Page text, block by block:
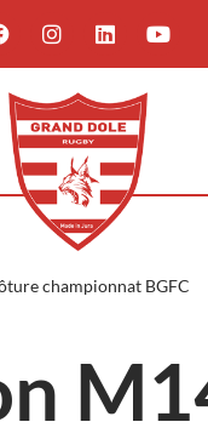
championnat BGFC